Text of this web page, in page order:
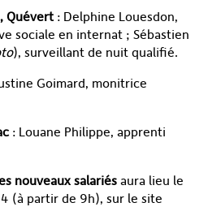
Quévert : Delphine Louesdon,
sociale en internat ; Sébastien
), surveillant de nuit qualifié.
Goimard, monitrice
: Louane Philippe, apprenti
nouveaux salariés aura lieu le
(à partir de 9h), sur le site